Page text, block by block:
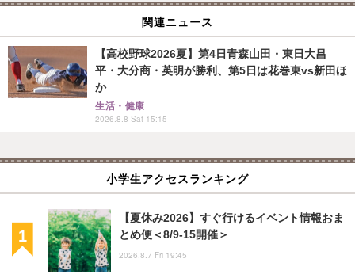
関連ニュース
【高校野球2026夏】第4日青森山田・東日大昌
平・大分商・英明が勝利、第5日は花巻東vs新田ほ
か
生活・健康
2026.8.8 Sat 15:15
小学生アクセスランキング
【夏休み2026】すぐ行けるイベント情報おま
とめ便＜8/9-15開催＞
2026.8.7 Fri 19:45